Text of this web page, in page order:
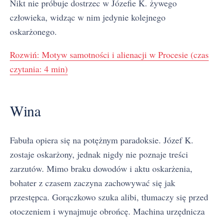
Nikt nie próbuje dostrzec w Józefie K. żywego
człowieka, widząc w nim jedynie kolejnego
oskarżonego.
Rozwiń: Motyw samotności i alienacji w Procesie (czas
czytania: 4 min)
Wina
Fabuła opiera się na potężnym paradoksie. Józef K.
zostaje oskarżony, jednak nigdy nie poznaje treści
zarzutów. Mimo braku dowodów i aktu oskarżenia,
bohater z czasem zaczyna zachowywać się jak
przestępca. Gorączkowo szuka alibi, tłumaczy się przed
otoczeniem i wynajmuje obrońcę. Machina urzędnicza